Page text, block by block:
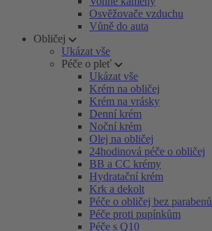
Osvěžovače vzduchu
Vůně do auta
Obličej
Ukázat vše
Péče o pleť
Ukázat vše
Krém na obličej
Krém na vrásky
Denní krém
Noční krém
Olej na obličej
24hodinová péče o obličej
BB a CC krémy
Hydratační krém
Krk a dekolt
Péče o obličej bez parabenů
Péče proti pupínkům
Péče s Q10